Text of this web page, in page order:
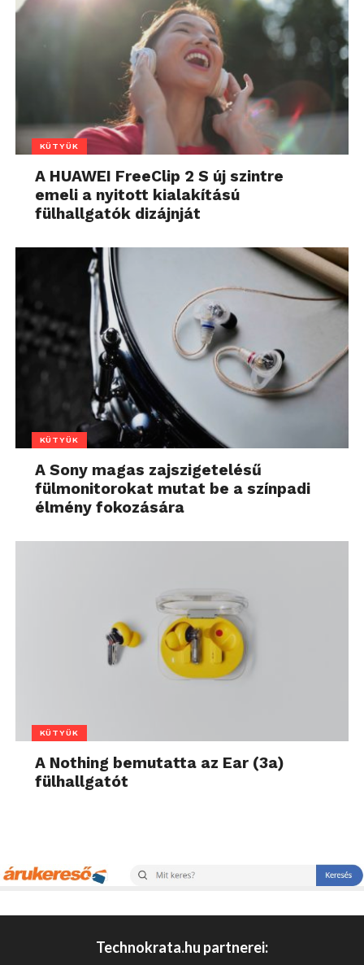
KÜTYÜK
A HUAWEI FreeClip 2 S új szintre
emeli a nyitott kialakítású
fülhallgatók dizájnját
KÜTYÜK
A Sony magas zajszigetelésű
fülmonitorokat mutat be a színpadi
élmény fokozására
KÜTYÜK
A Nothing bemutatta az Ear (3a)
fülhallgatót
Technokrata.hu partnerei: